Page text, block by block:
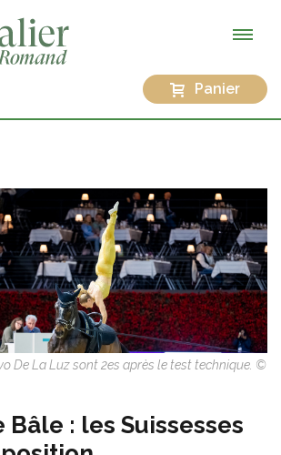
Panier
De La Luz sont 2es après le test technique. ©
Bâle : les Suissesses